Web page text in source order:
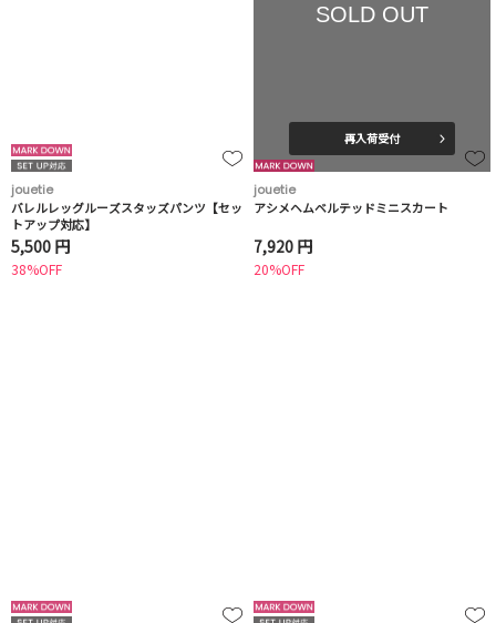
jouetie
バレルレッグルーズスタッズパンツ【セッ
トアップ対応】
5,500 円
38%OFF
SOLD OUT
再入荷受付
jouetie
アシメヘムベルテッドミニスカート
7,920 円
20%OFF